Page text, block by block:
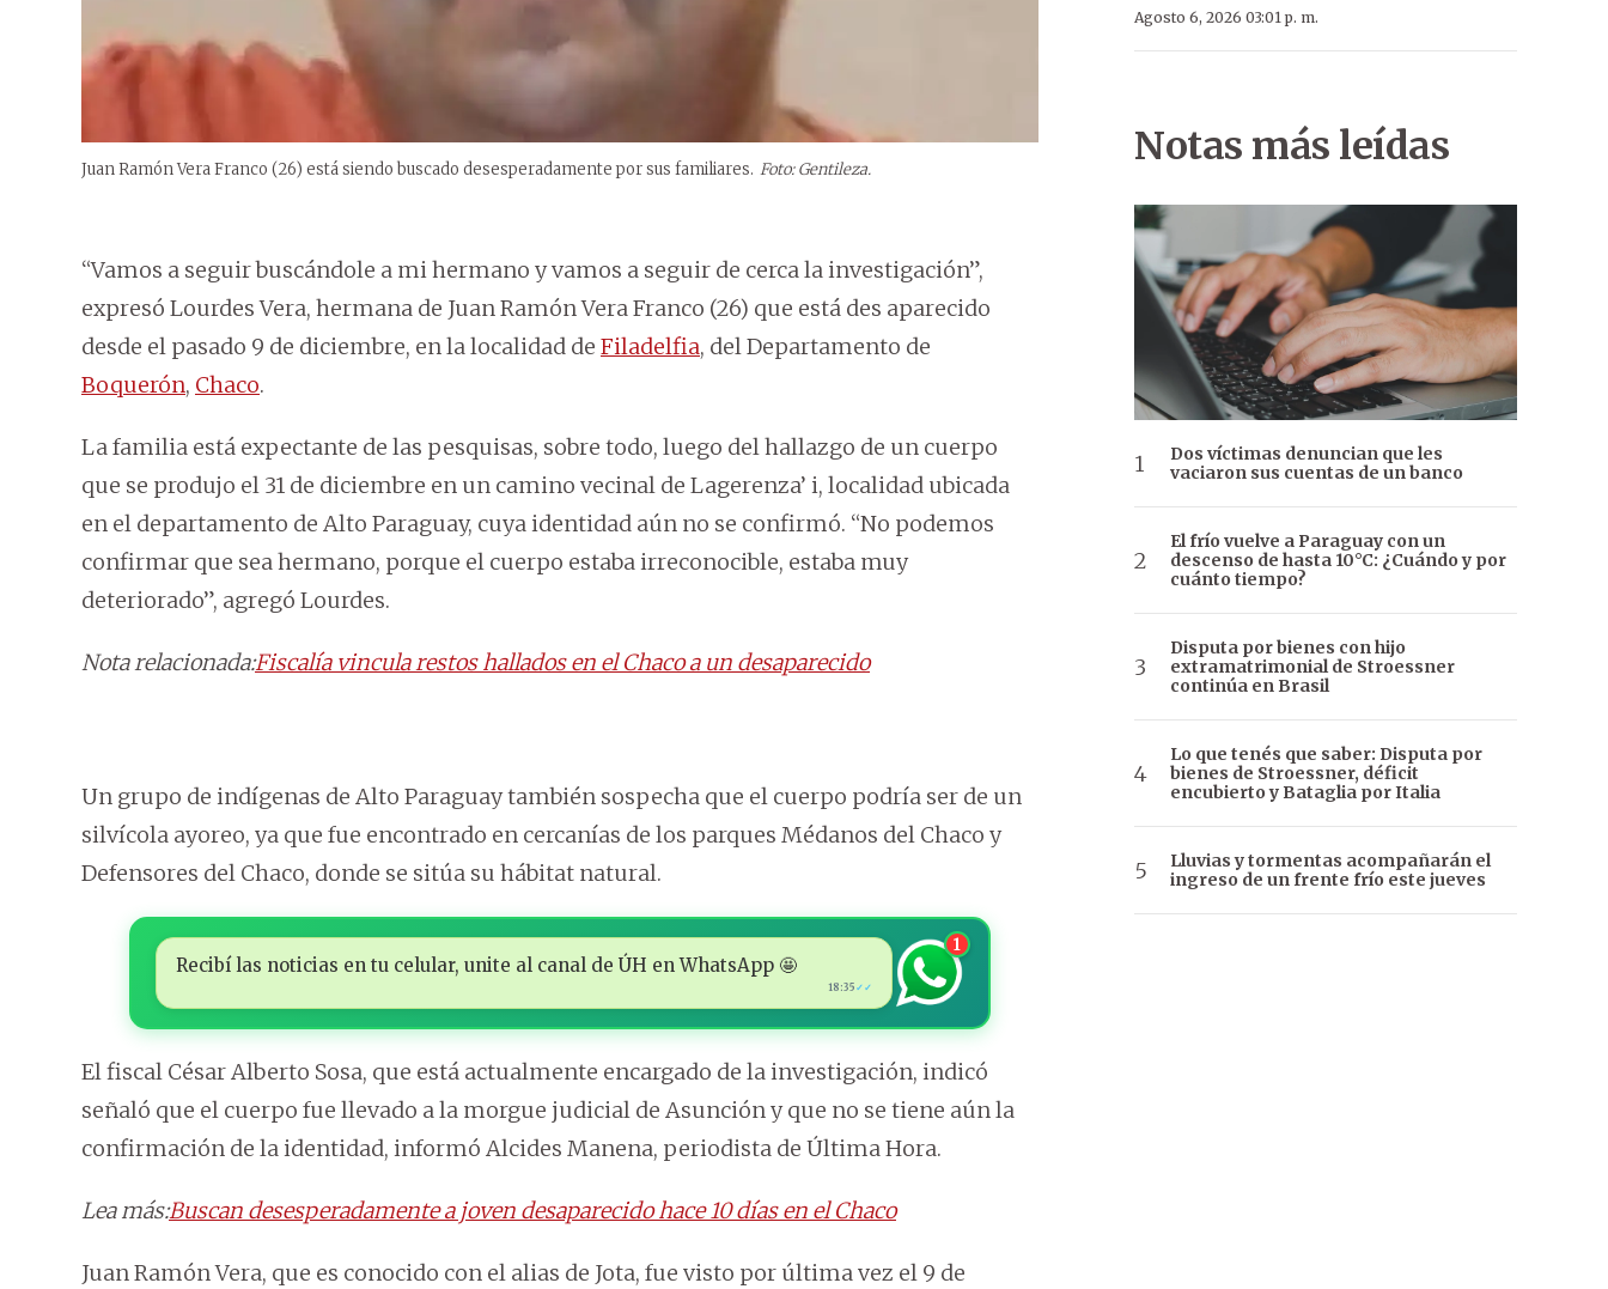
Juan Ramón Vera Franco (26) está siendo buscado desesperadamente por sus familiares. Foto: Gentileza.
“Vamos a seguir buscándole a mi hermano y vamos a seguir de cerca la investigación”,
expresó Lourdes Vera, hermana de Juan Ramón Vera Franco (26) que está des aparecido
desde el pasado 9 de diciembre, en la localidad de Filadelfia, del Departamento de
Boquerón, Chaco.
La familia está expectante de las pesquisas, sobre todo, luego del hallazgo de un cuerpo
que se produjo el 31 de diciembre en un camino vecinal de Lagerenza’ i, localidad ubicada
en el departamento de Alto Paraguay, cuya identidad aún no se confirmó. “No podemos
confirmar que sea hermano, porque el cuerpo estaba irreconocible, estaba muy
deteriorado”, agregó Lourdes.
Nota relacionada:Fiscalía vincula restos hallados en el Chaco a un desaparecido
Un grupo de indígenas de Alto Paraguay también sospecha que el cuerpo podría ser de un
silvícola ayoreo, ya que fue encontrado en cercanías de los parques Médanos del Chaco y
Defensores del Chaco, donde se sitúa su hábitat natural.
Recibí las noticias en tu celular, unite al canal de ÚH en WhatsApp 🤩
18:35 ✓✓
1
El fiscal César Alberto Sosa, que está actualmente encargado de la investigación, indicó
señaló que el cuerpo fue llevado a la morgue judicial de Asunción y que no se tiene aún la
confirmación de la identidad, informó Alcides Manena, periodista de Última Hora.
Lea más:Buscan desesperadamente a joven desaparecido hace 10 días en el Chaco
Juan Ramón Vera, que es conocido con el alias de Jota, fue visto por última vez el 9 de
Agosto 6, 2026 03:01 p. m.
Notas más leídas
Dos víctimas denuncian que les
vaciaron sus cuentas de un banco
El frío vuelve a Paraguay con un
descenso de hasta 10°C: ¿Cuándo y por
cuánto tiempo?
Disputa por bienes con hijo
extramatrimonial de Stroessner
continúa en Brasil
Lo que tenés que saber: Disputa por
bienes de Stroessner, déficit
encubierto y Bataglia por Italia
Lluvias y tormentas acompañarán el
ingreso de un frente frío este jueves